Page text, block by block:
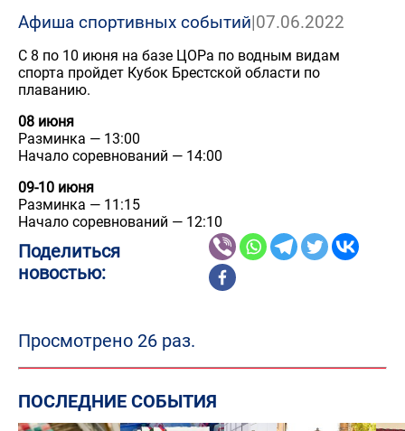
Афиша спортивных событий|07.06.2022
С 8 по 10 июня на базе ЦОРа по водным видам
спорта пройдет Кубок Брестской области по
плаванию.
08 июня
Разминка — 13:00
Начало соревнований — 14:00
09-10 июня
Разминка — 11:15
Начало соревнований — 12:10
Поделиться
новостью:
Просмотрено 26 раз.
ПОСЛЕДНИЕ СОБЫТИЯ